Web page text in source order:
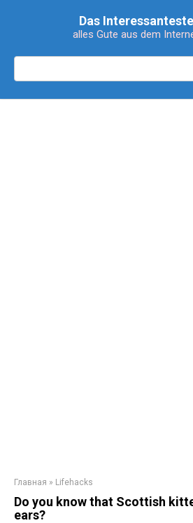
Das Interessanteste
alles Gute aus dem
Главная » Lifehacks
Do you know that Scottish
ears?